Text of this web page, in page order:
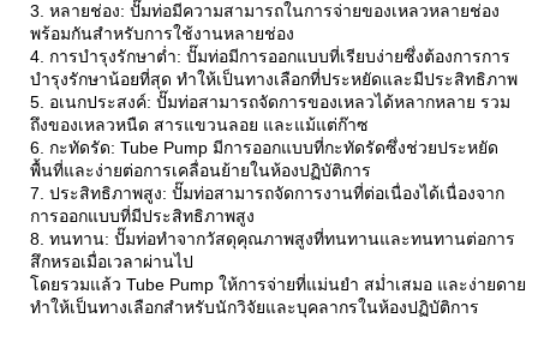
3. หลายช่อง: ปั๊มท่อมีความสามารถในการจ่ายของเหลวหลายช่อง
พร้อมกันสำหรับการใช้งานหลายช่อง
4. การบำรุงรักษาต่ำ: ปั๊มท่อมีการออกแบบที่เรียบง่ายซึ่งต้องการการ
บำรุงรักษาน้อยที่สุด ทำให้เป็นทางเลือกที่ประหยัดและมีประสิทธิภาพ
5. อเนกประสงค์: ปั๊มท่อสามารถจัดการของเหลวได้หลากหลาย รวม
ถึงของเหลวหนืด สารแขวนลอย และแม้แต่ก๊าซ
6. กะทัดรัด: Tube Pump มีการออกแบบที่กะทัดรัดซึ่งช่วยประหยัด
พื้นที่และง่ายต่อการเคลื่อนย้ายในห้องปฏิบัติการ
7. ประสิทธิภาพสูง: ปั๊มท่อสามารถจัดการงานที่ต่อเนื่องได้เนื่องจาก
การออกแบบที่มีประสิทธิภาพสูง
8. ทนทาน: ปั๊มท่อทำจากวัสดุคุณภาพสูงที่ทนทานและทนทานต่อการ
สึกหรอเมื่อเวลาผ่านไป
โดยรวมแล้ว Tube Pump ให้การจ่ายที่แม่นยำ สม่ำเสมอ และง่ายดาย
ทำให้เป็นทางเลือกสำหรับนักวิจัยและบุคลากรในห้องปฏิบัติการ